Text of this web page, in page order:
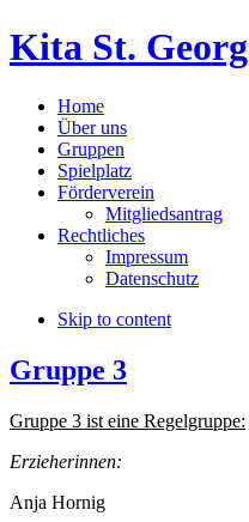
Kita St. Georg
Home
Über uns
Gruppen
Spielplatz
Förderverein
Mitgliedsantrag
Rechtliches
Impressum
Datenschutz
Skip to content
Gruppe 3
Gruppe 3 ist eine Regelgruppe:
Erzieherinnen:
Anja Hornig